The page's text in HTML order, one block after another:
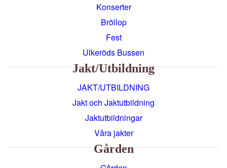
Konserter
Bröllop
Fest
Ulkeröds Bussen
Jakt/utbildning
JAKT/UTBILDNING
Jakt och Jaktutbildning
Jaktutbildningar
Våra jakter
Gården